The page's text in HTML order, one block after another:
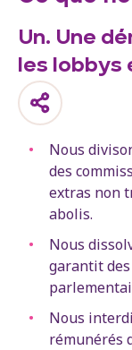
Un. Une
les
Nous
des
extras non
abolis.
Nous
garantit
Nous
rémunérés